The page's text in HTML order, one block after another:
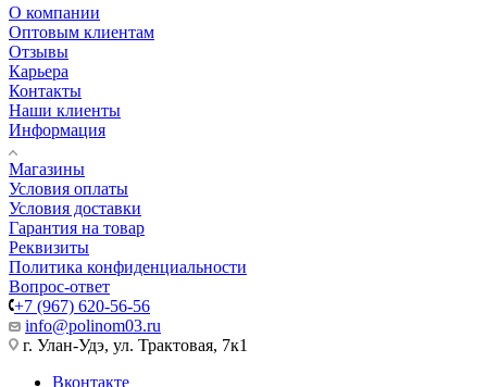
О компании
Оптовым клиентам
Отзывы
Карьера
Контакты
Наши клиенты
Информация
Магазины
Условия оплаты
Условия доставки
Гарантия на товар
Реквизиты
Политика конфиденциальности
Вопрос-ответ
+7 (967) 620-56-56
info@polinom03.ru
г. Улан-Удэ, ул. Трактовая, 7к1
Вконтакте